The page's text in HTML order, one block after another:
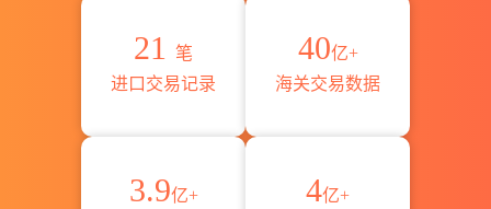
21
笔
进口交易记录
40亿+
海关交易数据
3.9亿+
4亿+